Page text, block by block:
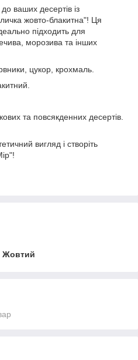
ваших десертів із
жовто-блакитна"! Ця
підходить для
морозива та інших
цукор, крохмаль.
та повсякденних десертів.
вигляд і створіть
Жовтий